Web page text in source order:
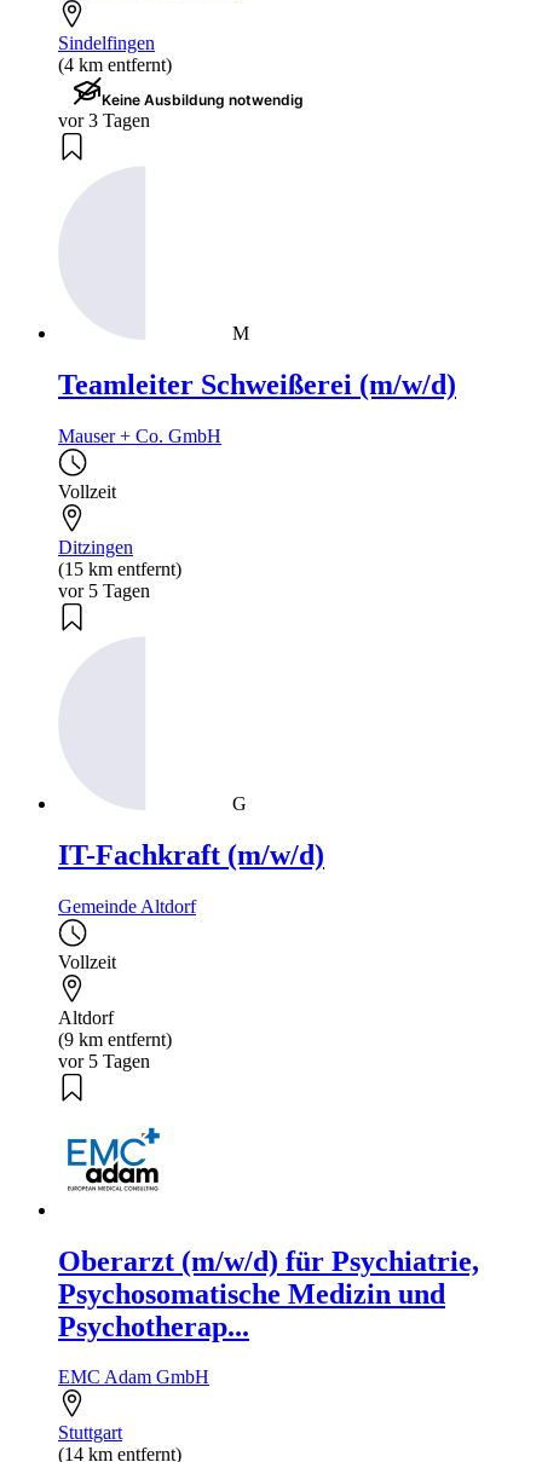
Sindelfingen
(4 km entfernt)
Keine Ausbildung notwendig
vor 3 Tagen
M
Teamleiter Schweißerei (m/w/d)
Mauser + Co. GmbH
Vollzeit
Ditzingen
(15 km entfernt)
vor 5 Tagen
G
IT-Fachkraft (m/w/d)
Gemeinde Altdorf
Vollzeit
Altdorf
(9 km entfernt)
vor 5 Tagen
Oberarzt (m/w/d) für Psychiatrie,
Psychosomatische Medizin und
Psychotherap...
EMC Adam GmbH
Stuttgart
(14 km entfernt)